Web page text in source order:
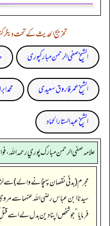
تخریج الحدیث کے تحت
الشیخ صفی الرحمن مبارکپوری
الشیخ عمر فاروق سعیدی محمد
الشیخ عبدالستار الحماد
علامه صفي الرحمن مبارك پوري رحمه الله،
مجرم (بدنی نقصان پہنچانے والے) سے
سیدنا ابن عباس رضی اللہ عنہما سے
فرمایا”جو شخص اپنا دین بدل لے اسے